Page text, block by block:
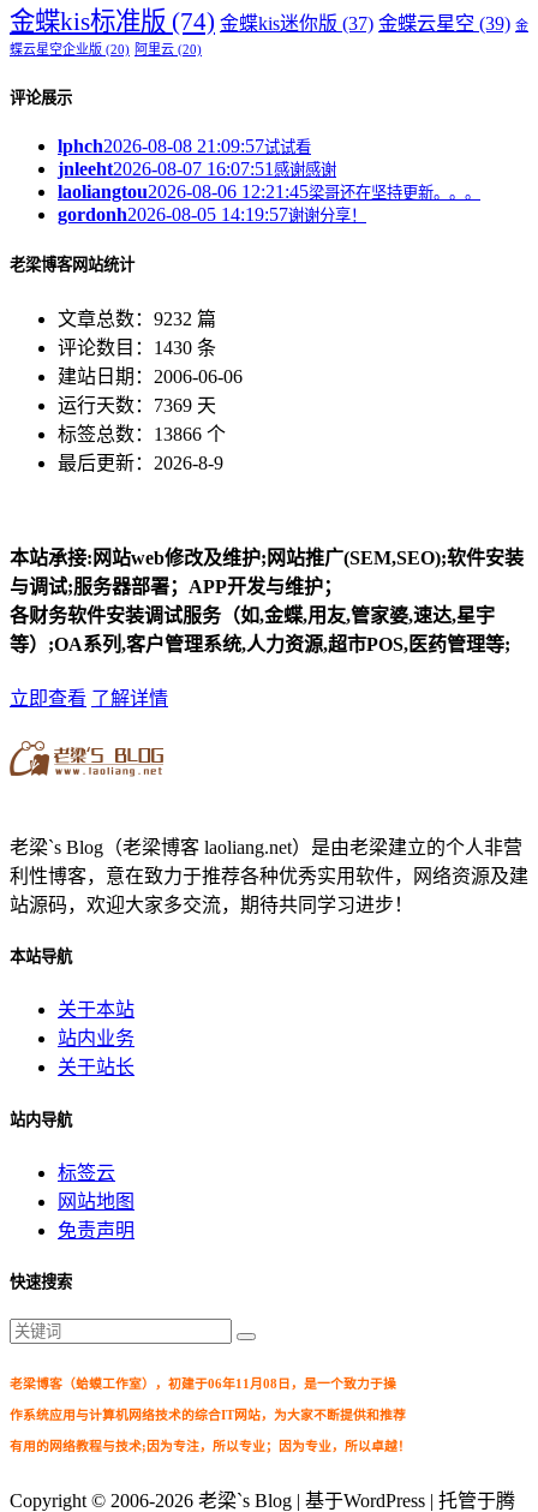
金蝶kis标准版 (74) 金蝶kis迷你版 (37) 金蝶云星空 (39) 金
蝶云星空企业版 (20) 阿里云 (20)
评论展示
lphch2026-08-08 21:09:57试试看
jnleeht2026-08-07 16:07:51 感谢感谢
laoliangtou2026-08-06 12:21:45梁哥还在坚持更新。。。
gordonh2026-08-05 14:19:57谢谢分享！
老梁博客网站统计
文章总数：9232 篇
评论数目：1430 条
建站日期：2006-06-06
运行天数：7369 天
标签总数：13866 个
最后更新：2026-8-9
本站承接:网站web修改及维护;网站推广(SEM,SEO);软件安装
与调试;服务器部署；APP开发与维护；
各财务软件安装调试服务（如,金蝶,用友,管家婆,速达,星宇
等）;OA系列,客户管理系统,人力资源,超市POS,医药管理等;
立即查看 了解详情
老梁`s Blog（老梁博客 laoliang.net）是由老梁建立的个人非营
利性博客，意在致力于推荐各种优秀实用软件，网络资源及建
站源码，欢迎大家多交流，期待共同学习进步！
本站导航
关于本站
站内业务
关于站长
站内导航
标签云
网站地图
免责声明
快速搜索
老梁博客（蛤蟆工作室），初建于06年11月08日，是一个致力于操
作系统应用与计算机网络技术的综合IT网站，为大家不断提供和推荐
有用的网络教程与技术;因为专注，所以专业；因为专业，所以卓越！
Copyright © 2006-2026 老梁`s Blog | 基于WordPress | 托管于腾